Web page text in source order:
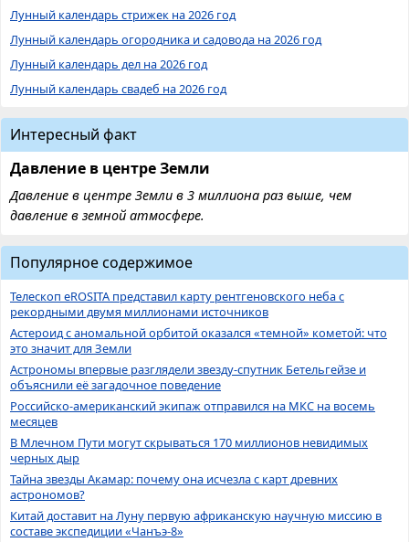
Лунный календарь стрижек на 2026 год
Лунный календарь огородника и садовода на 2026 год
Лунный календарь дел на 2026 год
Лунный календарь свадеб на 2026 год
Интересный факт
Давление в центре Земли
Давление в центре Земли в 3 миллиона раз выше, чем
давление в земной атмосфере.
Популярное содержимое
Телескоп eROSITA представил карту рентгеновского неба с
рекордными двумя миллионами источников
Астероид с аномальной орбитой оказался «темной» кометой: что
это значит для Земли
Астрономы впервые разглядели звезду-спутник Бетельгейзе и
объяснили её загадочное поведение
Российско-американский экипаж отправился на МКС на восемь
месяцев
В Млечном Пути могут скрываться 170 миллионов невидимых
черных дыр
Тайна звезды Акамар: почему она исчезла с карт древних
астрономов?
Китай доставит на Луну первую африканскую научную миссию в
составе экспедиции «Чанъэ-8»